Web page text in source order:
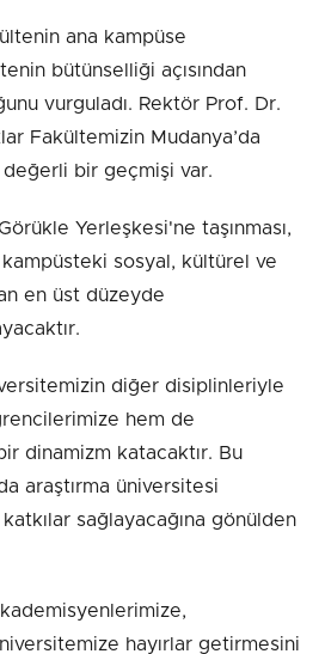
ana kampüse
bütünselliği açısından
vurguladı. Rektör Prof. Dr.
Fakültemizin Mudanya’da
değerli bir geçmişi var.
Yerleşkesi'ne taşınması,
sosyal, kültürel ve
en üst düzeyde
diğer disiplinleriyle
hem de
dinamizm katacaktır. Bu
araştırma üniversitesi
sağlayacağına gönülden
hayırlar getirmesini